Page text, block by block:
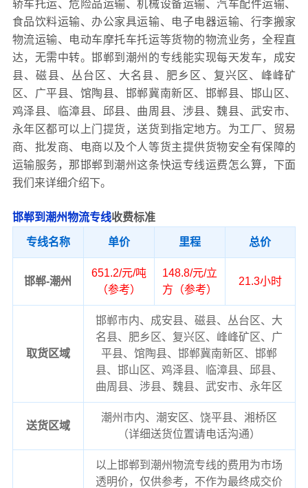
轿车托运、危险品运输、机械设备运输、汽车配件运输、
食品饮料运输、办公家具运输、电子电器运输、行李搬家
物流运输、电动车摩托车托运等货物的物流业务，全程直
达，无需中转。邯郸到潮州的专线能实现每天发车，成安
县、磁县、丛台区、大名县、肥乡区、复兴区、峰峰矿
区、广平县、馆陶县、邯郸冀南新区、邯郸县、邯山区、
鸡泽县、临漳县、邱县、曲周县、涉县、魏县、武安市、
永年区都可以上门提货，送货到指定地方。为工厂、贸易
商、批发商、电商以及个人等货主提供货物安全有保障的
运输服务，那邯郸到潮州这条快运专线运费怎么算，下面
我们来详细介绍下。
邯郸到潮州物流专线收费标准
专线名称 单价 里程 总价
邯郸-潮州
651.2/元/吨
（参考）
148.8/元/立
方（参考）
21.3小时
取货区域
邯郸市内、成安县、磁县、丛台区、大
名县、肥乡区、复兴区、峰峰矿区、广
平县、馆陶县、邯郸冀南新区、邯郸
县、邯山区、鸡泽县、临漳县、邱县、
曲周县、涉县、魏县、武安市、永年区
送货区域
潮州市内、潮安区、饶平县、湘桥区
（详细送货位置请电话沟通）
以上邯郸到潮州物流专线的费用为市场
透明价，仅供参考，不作为最终成交价